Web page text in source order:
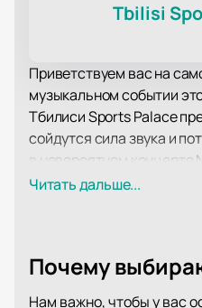
Tbilisi
Приветствуем вас на
музыкальном событии
Тбилиси Sports Palace
сойдутся сила звука и
в невероятном концерте
Приготовьтесь к
поднимать настроение
Читать дальше...
Почему
Нам важно, чтобы у вас